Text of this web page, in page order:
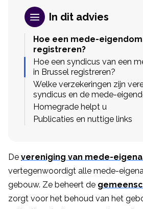
In dit advies
Hoe een mede-
registreren?
Hoe een syndicus van een
in Brussel registreren?
Welke verzekeringen zijn
syndicus en de mede-
Homegrade helpt u
Publicaties en nuttige links
De vereniging van mede-
vertegenwoordigt alle mede-
gebouw. Ze beheert de
zorgt voor het behoud van het